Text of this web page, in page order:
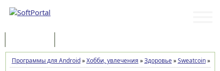
Программы для Android»Хобби, увлечения »Здоровье»Sweatcoin»